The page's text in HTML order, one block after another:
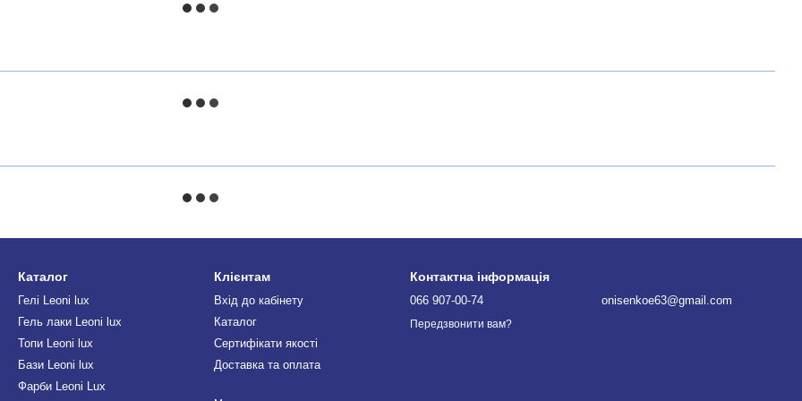
Каталог
Гелі Leoni lux
Гель лаки Leoni lux
Топи Leoni lux
Бази Leoni lux
Фарби Leoni Lux
Клієнтам
Вхід до кабінету
Каталог
Сертифікати якості
Доставка та оплата
Контактна інформація
066 907-00-74
Передзвонити вам?
onisenkoe63@gmail.com